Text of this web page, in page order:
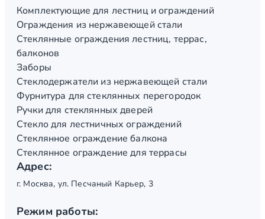
Комплектующие для лестниц и ограждений
Ограждения из нержавеющей стали
Стеклянные ограждения лестниц, террас,
балконов
Заборы
Стеклодержатели из нержавеющей стали
Фурнитура для стеклянных перегородок
Ручки для стеклянных дверей
Стекло для лестничных ограждений
Стеклянное ограждение балкона
Стеклянное ограждение для террасы
Адрес:
г. Москва, ул. Песчаный Карьер, 3
Режим работы: